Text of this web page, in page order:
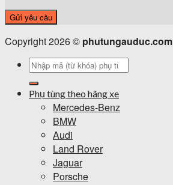
Copyright 2026 © phutungauduc.com
Tìm
Phụ tùng theo hãng xe
Mercedes-Benz
BMW
Audi
Land Rover
Jaguar
Porsche